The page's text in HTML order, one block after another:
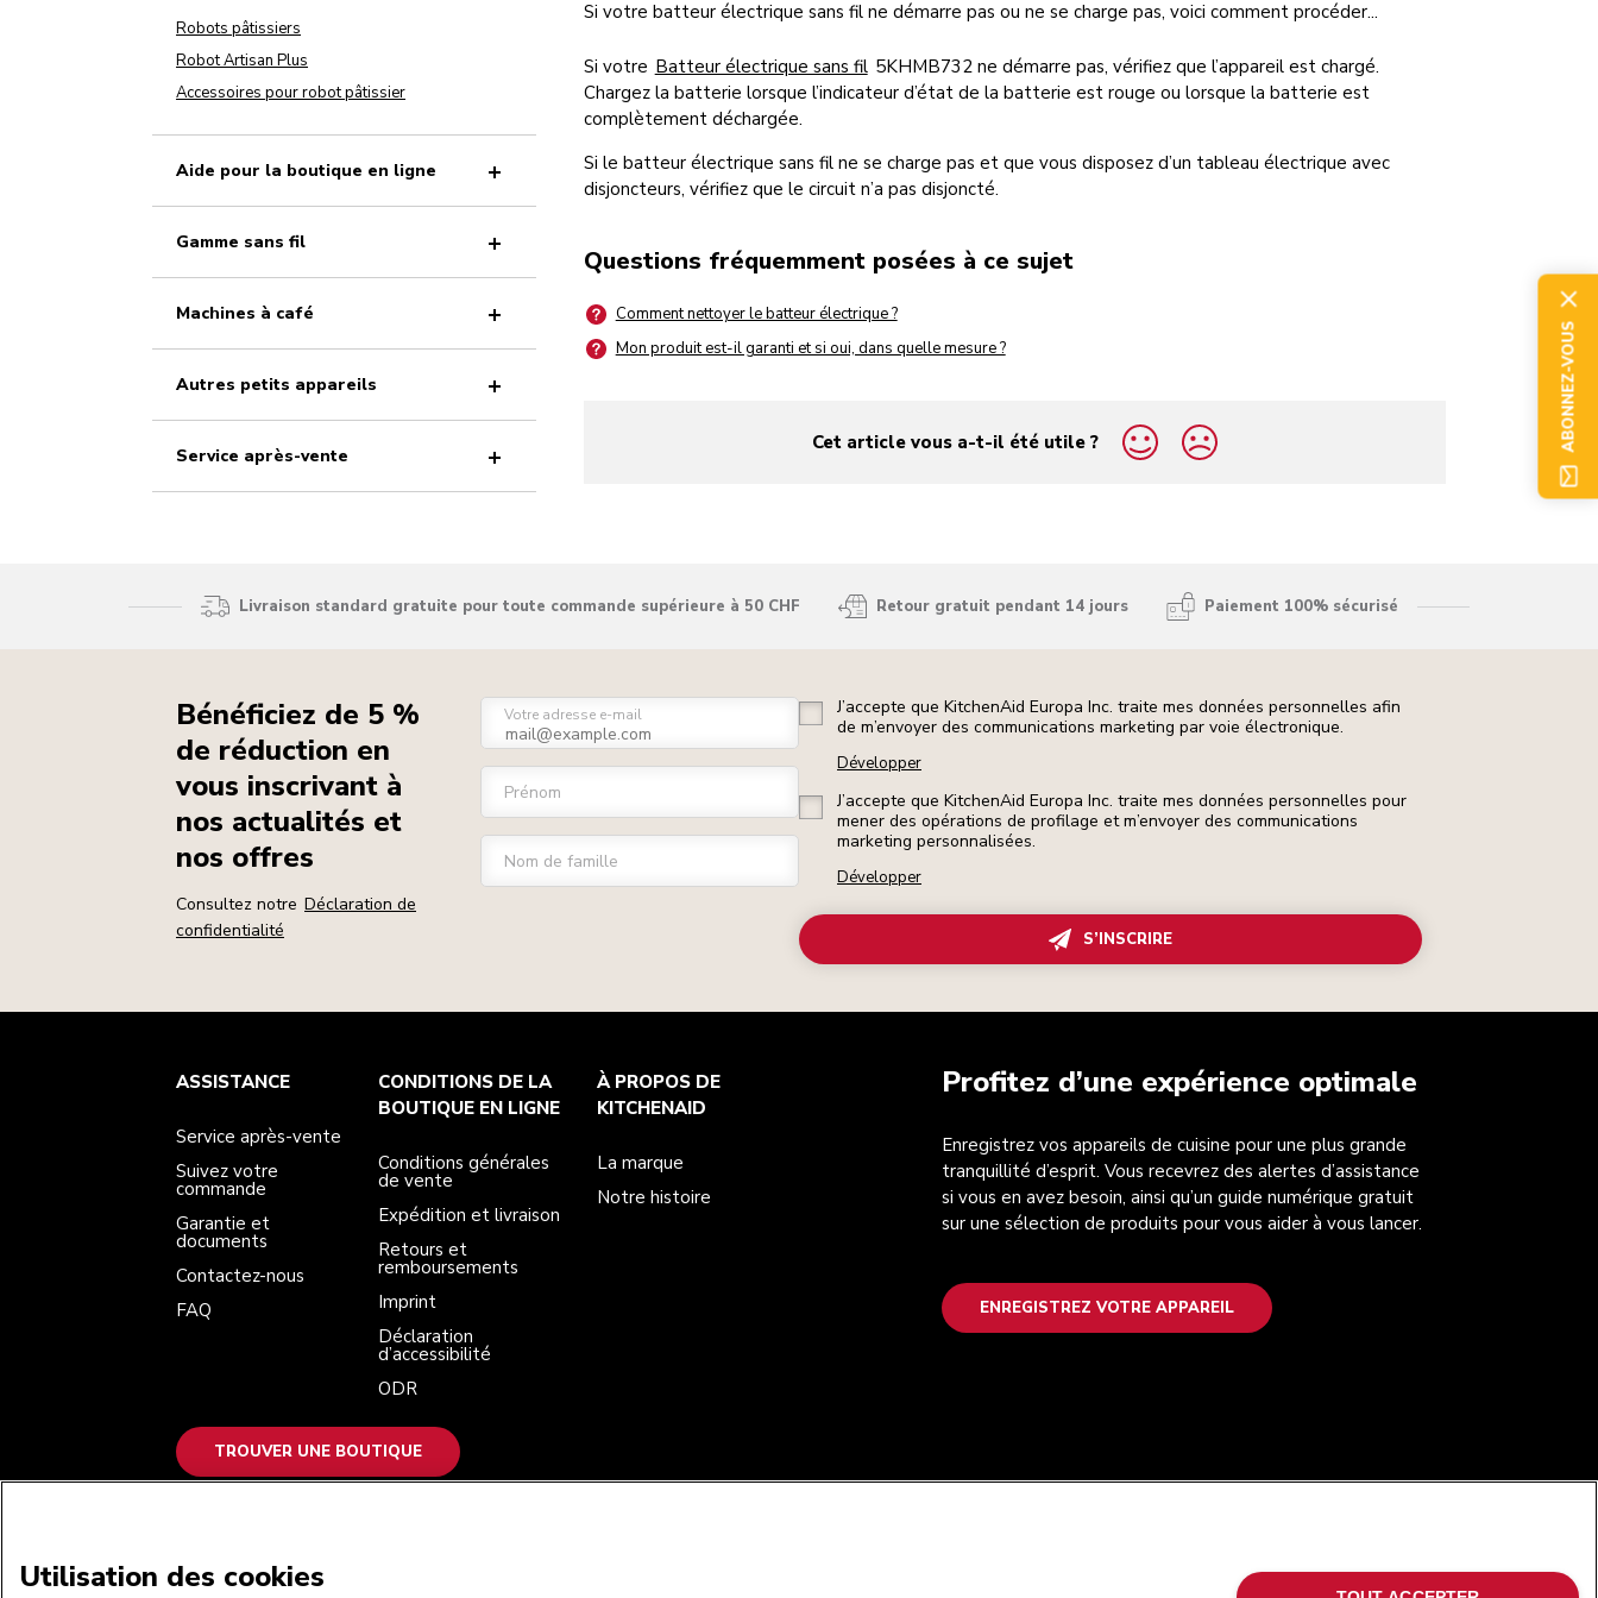
Si votre batteur électrique sans fil ne démarre pas ou ne se charge pas, voici comment procéder...
Si votre Batteur électrique sans fil 5KHMB732 ne démarre pas, vérifiez que l’appareil est chargé.
Chargez la batterie lorsque l’indicateur d’état de la batterie est rouge ou lorsque la batterie est
complètement déchargée.
Si le batteur électrique sans fil ne se charge pas et que vous disposez d’un tableau électrique avec
disjoncteurs, vérifiez que le circuit n’a pas disjoncté.
Questions fréquemment posées à ce sujet
Comment nettoyer le batteur électrique ?
Mon produit est-il garanti et si oui, dans quelle mesure ?
Cet article vous a-t-il été utile ?
yes
no
Robots pâtissiers
Robot Artisan Plus
Accessoires pour robot pâtissier
Aide pour la boutique en ligne
Gamme sans fil
Machines à café
Autres petits appareils
Service après-vente
Livraison standard gratuite pour toute commande supérieure à 50 CHF Retour gratuit pendant 14 jours Paiement 100% sécurisé
Bénéficiez de 5 %
de réduction en
vous inscrivant à
nos actualités et
nos offres
Consultez notre Déclaration de
confidentialité
Votre adresse e-mail
Prénom
Nom de famille
J’accepte que KitchenAid Europa Inc. traite mes données personnelles afin
de m’envoyer des communications marketing par voie électronique.
Développer
J’accepte que KitchenAid Europa Inc. traite mes données personnelles pour
mener des opérations de profilage et m’envoyer des communications
marketing personnalisées.
Développer
S’INSCRIRE
Profitez d’une expérience optimale
Enregistrez vos appareils de cuisine pour une plus grande
tranquillité d’esprit. Vous recevrez des alertes d’assistance
si vous en avez besoin, ainsi qu’un guide numérique gratuit
sur une sélection de produits pour vous aider à vous lancer.
ENREGISTREZ VOTRE APPAREIL
Service après-vente
Suivez votre commande
FAQ
Conditions générales de vente
Expédition et livraison
Déclaration d’accessibilité
La marque
Notre histoire
Trouver une boutique
ASSISTANCE
Service après-vente
Suivez votre
commande
Garantie et
documents
Contactez-nous
FAQ
CONDITIONS DE LA
BOUTIQUE EN LIGNE
Conditions générales
de vente
Expédition et livraison
Retours et
remboursements
Imprint
Déclaration
d’accessibilité
ODR
À PROPOS DE
KITCHENAID
La marque
Notre histoire
TROUVER UNE BOUTIQUE
ABONNEZ-VOUS
Utilisation des cookies